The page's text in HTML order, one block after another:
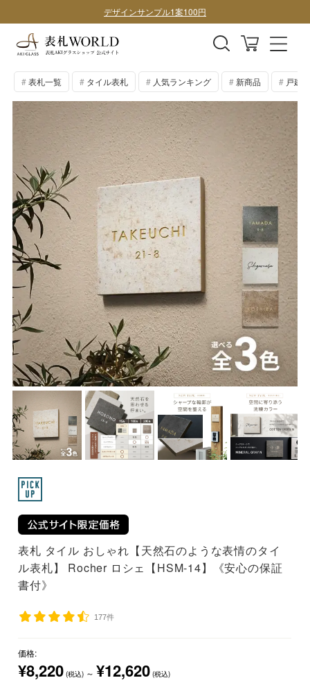
デザインサンプル1案100円
購入前にデザイン確認したい方はこちら
表札全商品、全国送料無料！
デザインサンプル1案100円
表札一覧 タイル表札 人気ランキング 新商品 戸建
表札 タイル おしゃれ【天然石のような表情のタイ
ル表札】 Rocher ロシェ【HSM-14】《安心の保証
書付》
177件
価格:
¥8,220 (税込) ～ ¥12,620 (税込)